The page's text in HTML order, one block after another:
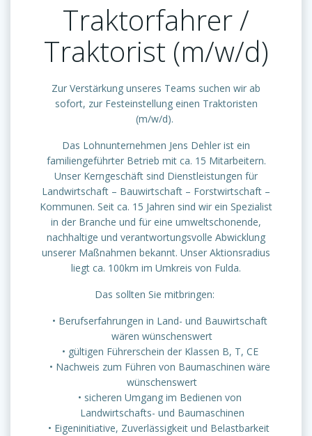
Traktorfahrer /
Traktorist (m/w/d)
Zur Verstärkung unseres Teams suchen wir ab
sofort, zur Festeinstellung einen Traktoristen
(m/w/d).
Das Lohnunternehmen Jens Dehler ist ein
familiengeführter Betrieb mit ca. 15 Mitarbeitern.
Unser Kerngeschäft sind Dienstleistungen für
Landwirtschaft – Bauwirtschaft – Forstwirtschaft –
Kommunen. Seit ca. 15 Jahren sind wir ein Spezialist
in der Branche und für eine umweltschonende,
nachhaltige und verantwortungsvolle Abwicklung
unserer Maßnahmen bekannt. Unser Aktionsradius
liegt ca. 100km im Umkreis von Fulda.
Das sollten Sie mitbringen:
Berufserfahrungen in Land- und Bauwirtschaft
wären wünschenswert
gültigen Führerschein der Klassen B, T, CE
Nachweis zum Führen von Baumaschinen wäre
wünschenswert
sicheren Umgang im Bedienen von
Landwirtschafts- und Baumaschinen
Eigeninitiative, Zuverlässigkeit und Belastbarkeit